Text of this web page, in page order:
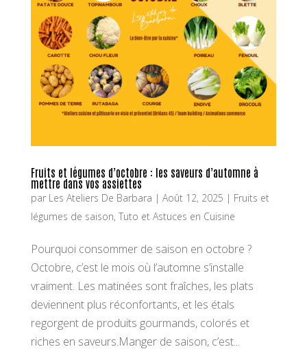
Fruits et légumes d’octobre : les saveurs d’automne à
mettre dans vos assiettes
par Les Ateliers De Barbara | Août 12, 2025 | Fruits et
légumes de saison, Tuto et Astuces en Cuisine
Pourquoi consommer de saison en octobre ?
Octobre, c’est le mois où l’automne s’installe
vraiment. Les matinées sont fraîches, les plats
deviennent plus réconfortants, et les étals
regorgent de produits gourmands, colorés et
riches en saveurs.Manger de saison, c’est...